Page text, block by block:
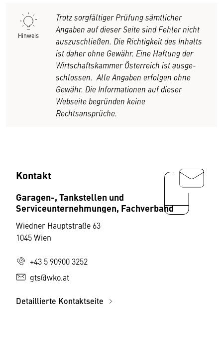
Hinweis
Trotz sorgfältiger Prüfung sämtlicher
Angaben auf dieser Seite sind Fehler nicht
auszuschließen. Die Richtigkeit des Inhalts
ist daher ohne Ge­währ. Eine Haftung der
Wirtschaftskammer Österreich ist ausge­
schlossen. Alle Angaben erfolgen ohne
Gewähr. Die Informationen auf dieser
Webseite begründen keine
Rechtsansprüche.
Kontakt
Garagen-, Tankstellen und
Serviceunternehmungen, Fachverband
Wiedner Hauptstraße 63
1045 Wien
+43 5 90900 3252
gts@wko.at
Detaillierte Kontaktseite